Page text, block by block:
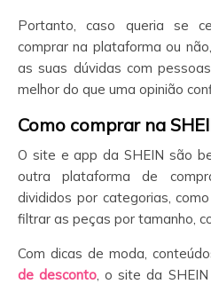
Portanto, caso queria se
comprar na plataforma ou
as suas dúvidas com
melhor do que uma opinião
Como comprar na
O site e app da SHEIN são
outra plataforma de
divididos por categorias,
filtrar as peças por tamanho,
Com dicas de moda,
de desconto , o site da